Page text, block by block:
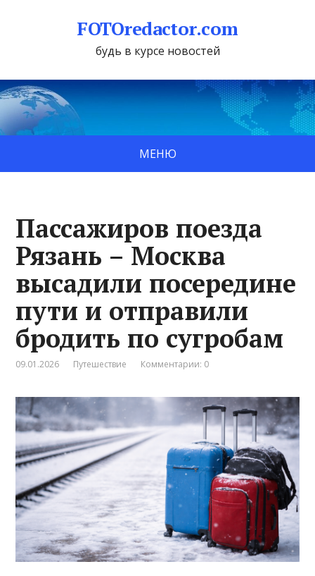
FOTOredactor.com
будь в курсе новостей
МЕНЮ
Пассажиров поезда
Рязань – Москва
высадили посередине
пути и отправили
бродить по сугробам
09.01.2026 Путешествие Комментарии: 0